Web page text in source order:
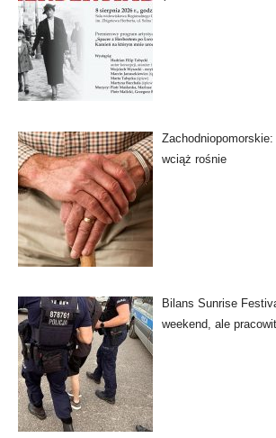
wciąż rośnie
Bilans Sunrise
weekend, ale